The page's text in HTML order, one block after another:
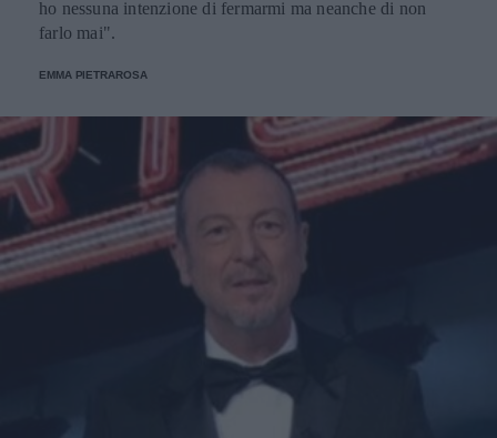
ho nessuna intenzione di fermarmi ma neanche di non
farlo mai".
EMMA PIETRAROSA